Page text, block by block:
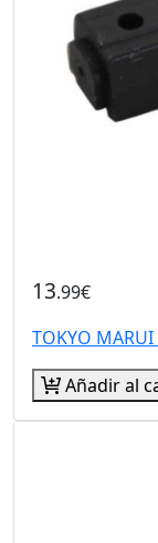
13.99€
TOKYO
Añadir al